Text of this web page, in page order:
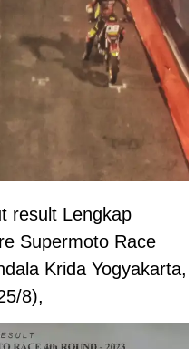
result Lengkap
Supermoto Race
Krida Yogyakarta,
8),